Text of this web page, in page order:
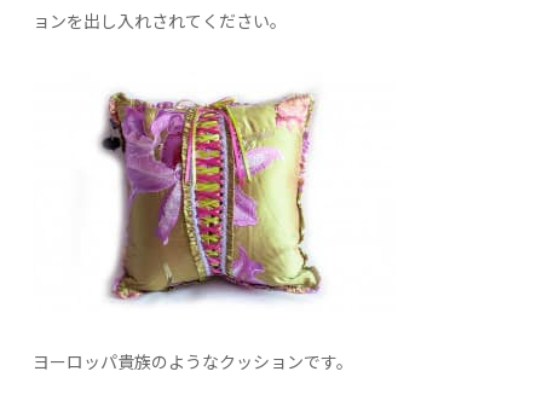
ョンを出し入れされてください。
ヨーロッパ貴族のようなクッションです。